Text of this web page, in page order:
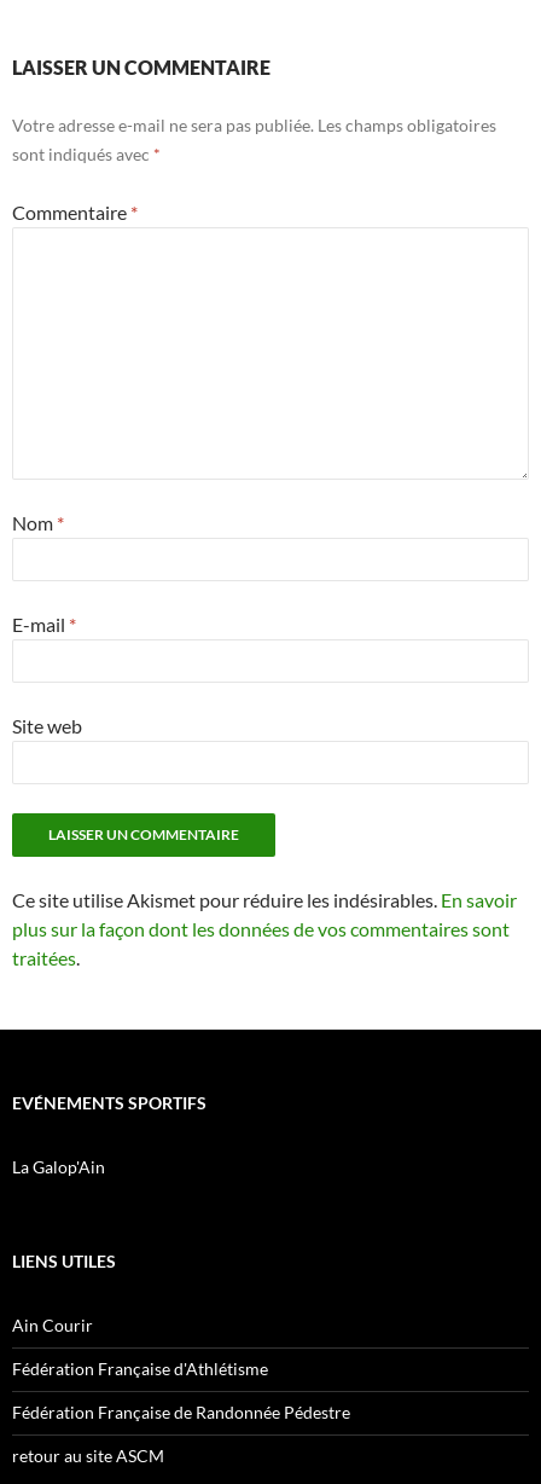
LAISSER UN COMMENTAIRE
Votre adresse e-mail ne sera pas publiée. Les champs obligatoires
sont indiqués avec *
Commentaire *
Nom *
E-mail *
Site web
Ce site utilise Akismet pour réduire les indésirables. En savoir
plus sur la façon dont les données de vos commentaires sont
traitées.
EVÉNEMENTS SPORTIFS
La Galop'Ain
LIENS UTILES
Ain Courir
Fédération Française d'Athlétisme
Fédération Française de Randonnée Pédestre
retour au site ASCM